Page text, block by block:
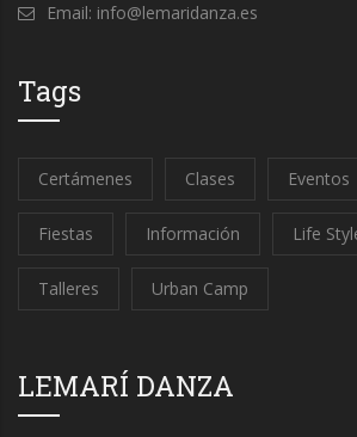
Email: info@lemaridanza.es
Tags
Certámenes Clases Eventos
Fiestas Información Life
Talleres Urban Camp
LEMARÍ DANZA